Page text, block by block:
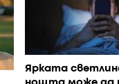
Ярката